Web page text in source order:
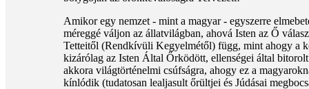
Amikor egy nemzet - mint a magyar - egyszerre
méreggé váljon az állatvilágban, ahová Isten az Ő
Tetteitől (Rendkívüli Kegyelmétől) függ, mint ahogy a
kizárólag az Isten Által Őrködött, ellenségei által
akkora világtörténelmi csúfságra, ahogy ez a
kínlódik (tudatosan lealjasult őrültjei és Júdásai